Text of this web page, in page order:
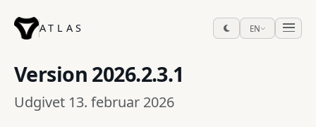
ATLAS EN
Version 2026.2.3.1
Udgivet 13. februar 2026